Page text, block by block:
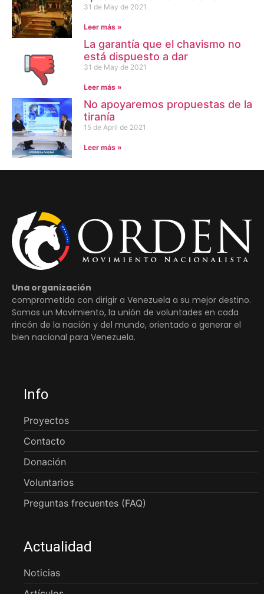
31 de May de 2021
Leer más »
La garantía que el chavismo no
está dispuesto a dar
31 de May de 2021
Leer más »
No apoyaremos propuestas de la
tiranía
15 de April de 2021
Leer más »
Una organización
comprometida con dirigir a Venezuela a su mejor destino.
Somos un Movimiento, la unión de voluntades en cada
rincón de la nación y del mundo, orientado a generar el
bien nacional para Venezuela.
Info
Proyectos
Contacto
Donación
Voluntarios
Preguntas frecuentes (FAQ)
Actualidad
Noticias